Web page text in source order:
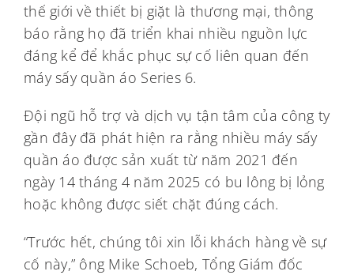
thế giới về thiết bị giặt là thương mại, thông
báo rằng họ đã triển khai nhiều nguồn lực
đáng kể để khắc phục sự cố liên quan đến
máy sấy quần áo Series 6.
Đội ngũ hỗ trợ và dịch vụ tận tâm của công ty
gần đây đã phát hiện ra rằng nhiều máy sấy
quần áo được sản xuất từ năm 2021 đến
ngày 14 tháng 4 năm 2025 có bu lông bị lỏng
hoặc không được siết chặt đúng cách.
“Trước hết, chúng tôi xin lỗi khách hàng về sự
cố này,” ông Mike Schoeb, Tổng Giám đốc